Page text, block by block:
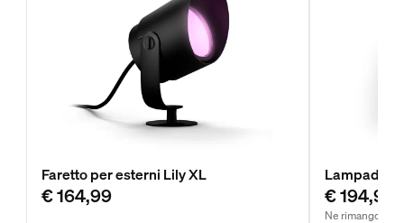
Faretto per esterni Lily XL
€ 164,99
Lampada
€ 194,99
Ne rimangono